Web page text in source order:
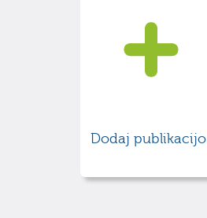
Dodaj publikacijo